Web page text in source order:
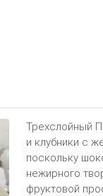
Трехслойный
и клубники с
поскольку
нежирного
фруктовой